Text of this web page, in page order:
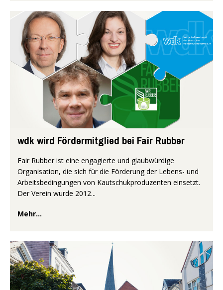
wdk wird Fördermitglied bei Fair Rubber
Fair Rubber ist eine engagierte und glaubwürdige
Organisation, die sich für die Förderung der Lebens- und
Arbeitsbedingungen von Kautschukproduzenten einsetzt.
Der Verein wurde 2012...
Mehr...